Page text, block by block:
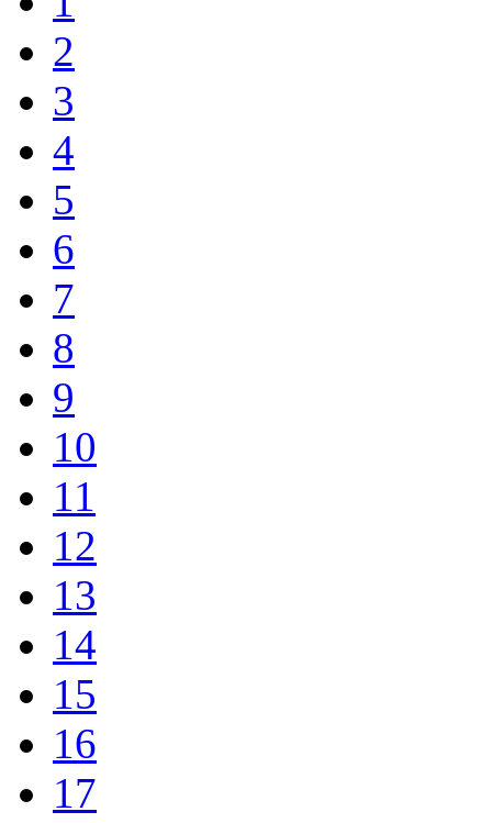
2
3
4
5
6
7
8
9
10
11
12
13
14
15
16
17